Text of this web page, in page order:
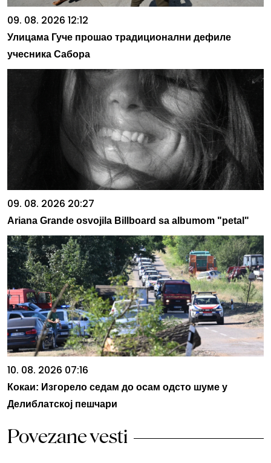
09. 08. 2026 12:12
Улицама Гуче прошао традиционални дефиле
учесника Сабора
09. 08. 2026 20:27
Ariana Grande osvojila Billboard sa albumom "petal"
10. 08. 2026 07:16
Кокаи: Изгорело седам до осам одсто шуме у
Делиблатској пешчари
Povezane vesti